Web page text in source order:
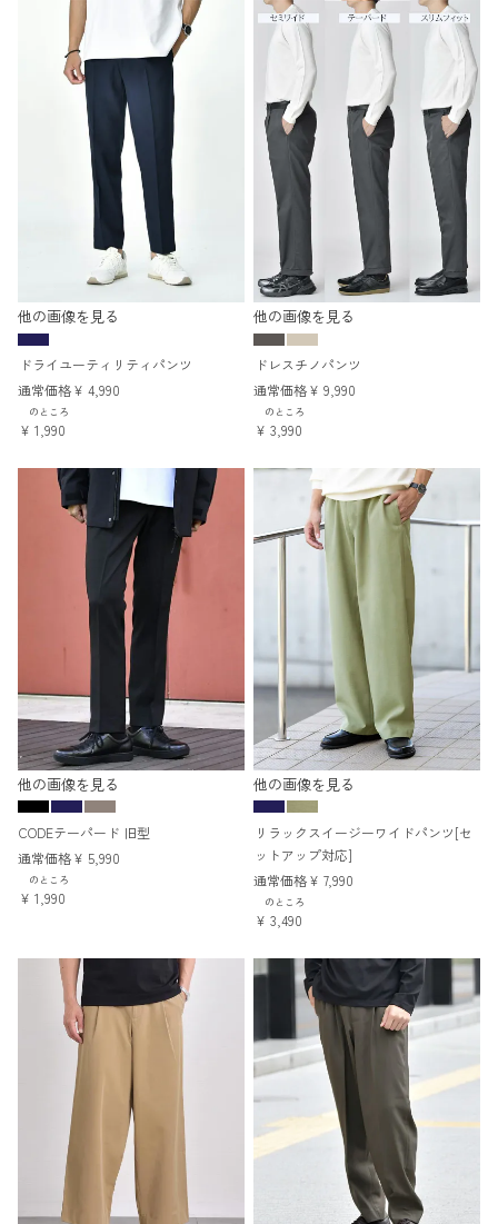
他の画像を見る
ドライユーティリティパンツ
通常価格¥ 4,990
のところ
¥ 1,990
他の画像を見る
ドレスチノパンツ
通常価格¥ 9,990
のところ
¥ 3,990
他の画像を見る
CODEテーパード 旧型
通常価格¥ 5,990
のところ
¥ 1,990
他の画像を見る
リラックスイージーワイドパンツ[セ
ットアップ対応]
通常価格¥ 7,990
のところ
¥ 3,490